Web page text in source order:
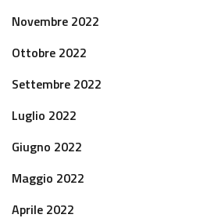
Novembre 2022
Ottobre 2022
Settembre 2022
Luglio 2022
Giugno 2022
Maggio 2022
Aprile 2022